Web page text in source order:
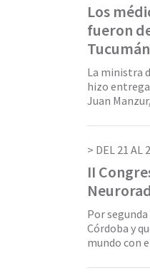
Los
fueron
Tucumán
La ministra
hizo
Juan
DEL 21 AL
II
Por
Córdoba y
mundo con